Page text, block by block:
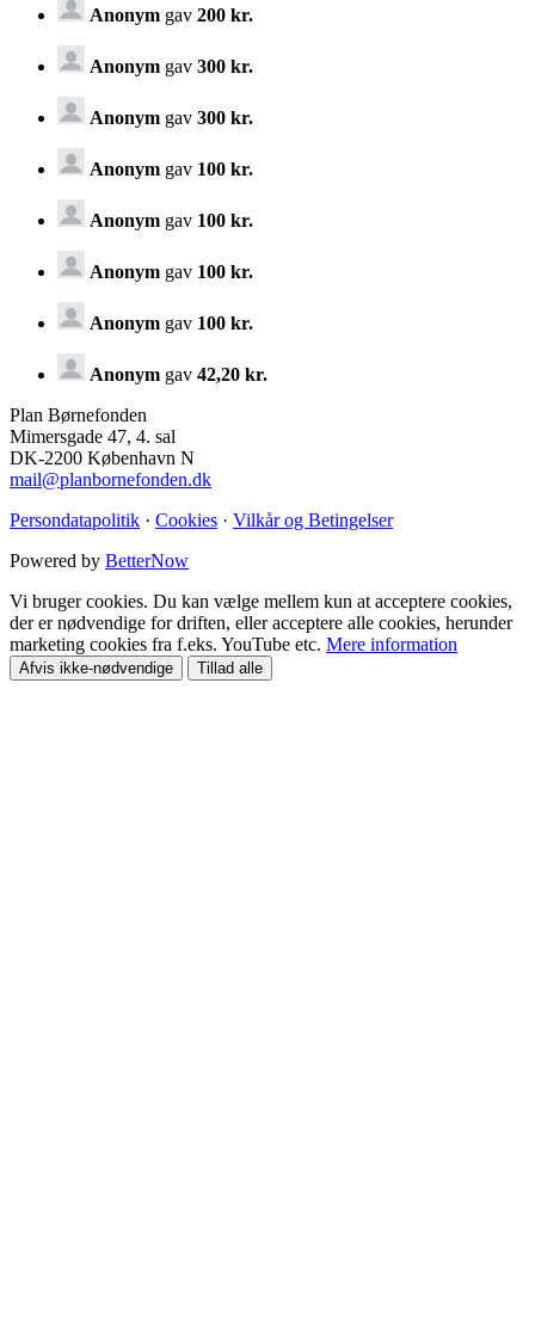
Anonym gav 200 kr.
Anonym gav 300 kr.
Anonym gav 300 kr.
Anonym gav 100 kr.
Anonym gav 100 kr.
Anonym gav 100 kr.
Anonym gav 100 kr.
Anonym gav 42,20 kr.
Plan Børnefonden
Mimersgade 47, 4. sal
DK-2200 København N
mail@planbornefonden.dk
Persondatapolitik · Cookies · Vilkår og Betingelser
Powered by BetterNow
Vi bruger cookies. Du kan vælge mellem kun at acceptere cookies,
der er nødvendige for driften, eller acceptere alle cookies, herunder
marketing cookies fra f.eks. YouTube etc. Mere information
Afvis ikke-nødvendige Tillad alle